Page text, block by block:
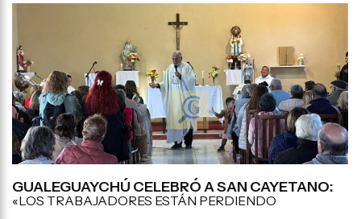
GUALEGUAYCHÚ CELEBRÓ A SAN CAYETANO:
«LOS TRABAJADORES ESTÁN PERDIENDO